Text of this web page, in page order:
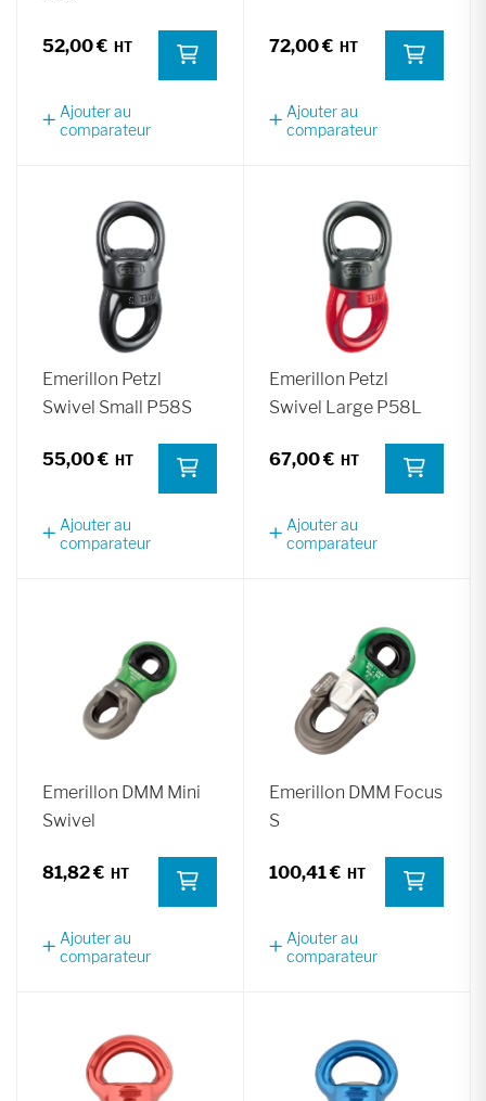
52,00 €
Ajouter au
comparateur
72,00 €
Ajouter au
comparateur
Emerillon Petzl
Swivel Small P58S
55,00 €
Ajouter au
comparateur
Emerillon Petzl
Swivel Large P58L
67,00 €
Ajouter au
comparateur
Emerillon DMM Mini
Swivel
81,82 €
Ajouter au
comparateur
Emerillon DMM Focus
S
100,41 €
Ajouter au
comparateur